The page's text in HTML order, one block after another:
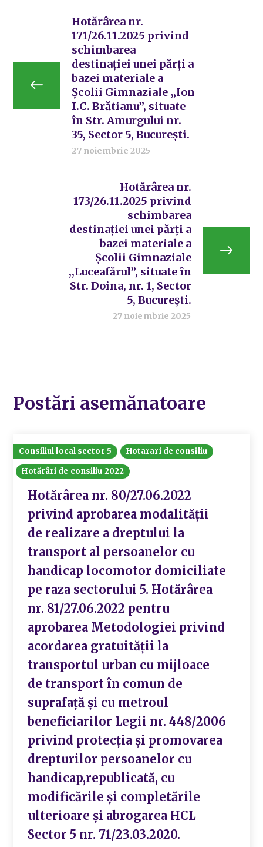
Hotărârea nr.
171/26.11.2025 privind
schimbarea
destinației unei părți a
bazei materiale a
Școlii Gimnaziale „Ion
I.C. Brătianu”, situate
în Str. Amurgului nr.
35, Sector 5, București.
27 noiembrie 2025
Hotărârea nr.
173/26.11.2025 privind
schimbarea
destinației unei părți a
bazei materiale a
Școlii Gimnaziale
,,Luceafărul”, situate în
Str. Doina, nr. 1, Sector
5, București.
27 noiembrie 2025
Postări asemănatoare
Consiliul local sector 5
Hotarari de consiliu
Hotărâri de consiliu 2022
Hotărârea nr. 80/27.06.2022
privind aprobarea modalității
de realizare a dreptului la
transport al persoanelor cu
handicap locomotor domiciliate
pe raza sectorului 5. Hotărârea
nr. 81/27.06.2022 pentru
aprobarea Metodologiei privind
acordarea gratuităţii la
transportul urban cu mijloace
de transport în comun de
suprafaţă şi cu metroul
beneficiarilor Legii nr. 448/2006
privind protecţia şi promovarea
drepturilor persoanelor cu
handicap,republicată, cu
modificările şi completările
ulterioare și abrogarea HCL
Sector 5 nr. 71/23.03.2020.